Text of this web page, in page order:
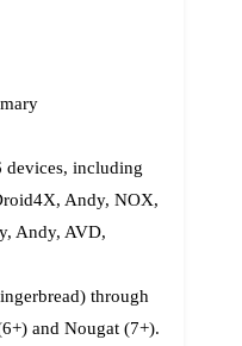
devices, including
Andy, NOX,
Andy, AVD,
through
and Nougat (7+).